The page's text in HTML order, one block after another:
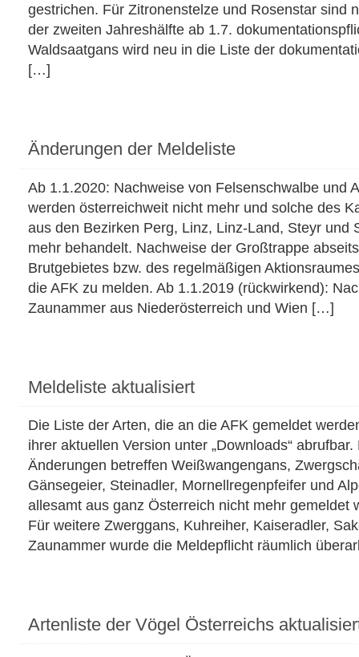
gestrichen. Für Zitronenstelze und Rosenstar sind
der zweiten Jahreshälfte ab 1.7.
Waldsaatgans wird neu in die Liste der
[…]
Änderungen der Meldeliste
Ab 1.1.2020: Nachweise von Felsenschwalbe und
werden österreichweit nicht mehr und solche des
aus den Bezirken Perg, Linz, Linz-Land, Steyr und
mehr behandelt. Nachweise der Großtrappe
Brutgebietes bzw. des regelmäßigen
die AFK zu melden. Ab 1.1.2019 (rückwirkend):
Zaunammer aus Niederösterreich und Wien […]
Meldeliste aktualisiert
Die Liste der Arten, die an die AFK gemeldet
ihrer aktuellen Version unter „Downloads“
Änderungen betreffen Weißwangengans,
Gänsegeier, Steinadler, Mornellregenpfeifer und
allesamt aus ganz Österreich nicht mehr gemeldet
Für weitere Zwerggans, Kuhreiher, Kaiseradler,
Zaunammer wurde die Meldepflicht räumlich
Artenliste der Vögel Österreichs